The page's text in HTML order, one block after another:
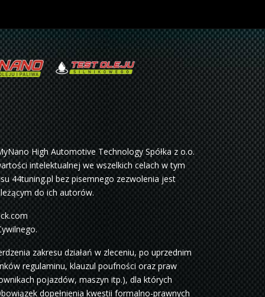
High Automotive Technology Spółka z o.o.
intelektualnej we wszelkich celach w tym
44tuning.pl bez pisemnego zezwolenia jest
do ich autorów.
zakresu działań w zleceniu, po uprzednim
regulaminu, klauzul poufności oraz praw
pojazdów, maszyn itp.), dla których
dopełnienia kwestii formalno-prawnych